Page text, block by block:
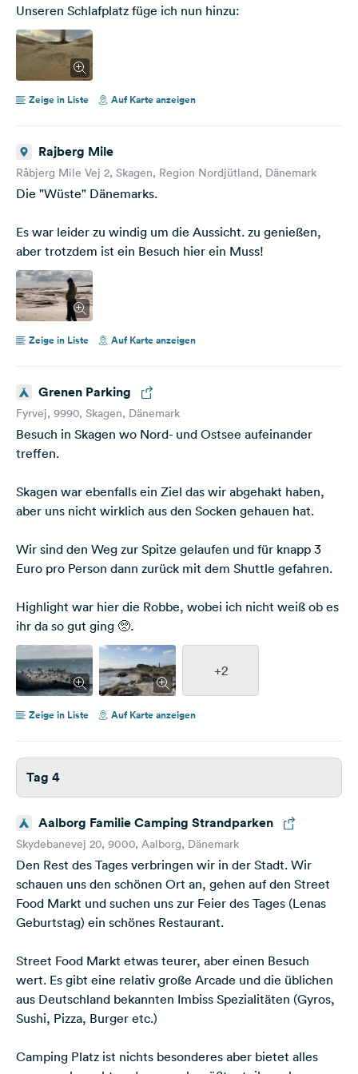
Unseren Schlafplatz füge ich nun hinzu:
Zeige in Liste Auf Karte anzeigen
Rajberg Mile
Råbjerg Mile Vej 2, Skagen, Region Nordjütland, Dänemark
Die "Wüste" Dänemarks.
Es war leider zu windig um die Aussicht. zu genießen,
aber trotzdem ist ein Besuch hier ein Muss!
Zeige in Liste Auf Karte anzeigen
Grenen Parking
Fyrvej, 9990, Skagen, Dänemark
Besuch in Skagen wo Nord- und Ostsee aufeinander
treffen.
Skagen war ebenfalls ein Ziel das wir abgehakt haben,
aber uns nicht wirklich aus den Socken gehauen hat.
Wir sind den Weg zur Spitze gelaufen und für knapp 3
Euro pro Person dann zurück mit dem Shuttle gefahren.
Highlight war hier die Robbe, wobei ich nicht weiß ob es
ihr da so gut ging 🥺.
+2
Zeige in Liste Auf Karte anzeigen
Tag 4
Aalborg Familie Camping Strandparken
Skydebanevej 20, 9000, Aalborg, Dänemark
Den Rest des Tages verbringen wir in der Stadt. Wir
schauen uns den schönen Ort an, gehen auf den Street
Food Markt und suchen uns zur Feier des Tages (Lenas
Geburtstag) ein schönes Restaurant.
Street Food Markt etwas teurer, aber einen Besuch
wert. Es gibt eine relativ große Arcade und die üblichen
aus Deutschland bekannten Imbiss Spezialitäten (Gyros,
Sushi, Pizza, Burger etc.)
Camping Platz ist nichts besonderes aber bietet alles